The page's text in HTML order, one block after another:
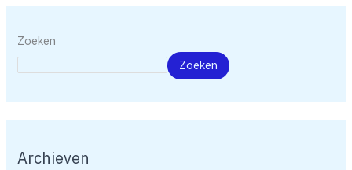
Zoeken
Zoeken
Archieven